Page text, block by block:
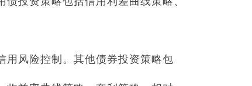
用风险控制。其他债券投资策略包